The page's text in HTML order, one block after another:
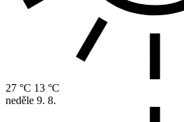
27 °C 13 °C
neděle 9. 8.